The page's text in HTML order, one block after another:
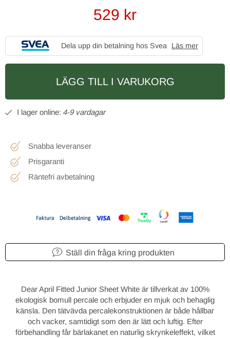
529 kr
Dela upp din betalning hos Svea Läs mer
LÄGG TILL I VARUKORG
4-9 vardagar
Snabba leveranser
Prisgaranti
Räntefri avbetalning
Ställ din fråga kring produkten
Dear April Fitted Junior Sheet White är tillverkat av 100%
ekologisk bomull percale och erbjuder en mjuk och behaglig
känsla. Den tätvävda percalekonstruktionen är både hållbar
och vacker, samtidigt som den är lätt och luftig. Efter
förbehandling får bärlakanet en naturlig skrynkeleffekt, vilket